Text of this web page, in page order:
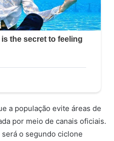
a população evite áreas de
por meio de canais oficiais.
o segundo ciclone